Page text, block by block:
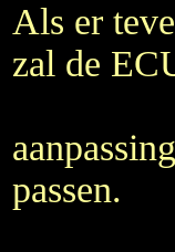
Als er
zal de
passen.